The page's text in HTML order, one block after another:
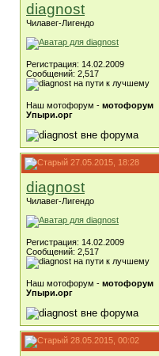
diagnost
Чилавег-Лигендо
Регистрация: 14.02.2009
Сообщений: 2,517
Наш мотофорум - мотофорум
Упыри.орг
27.05.2015, 18:28
diagnost
Чилавег-Лигендо
Регистрация: 14.02.2009
Сообщений: 2,517
Наш мотофорум - мотофорум
Упыри.орг
28.05.2015, 00:02